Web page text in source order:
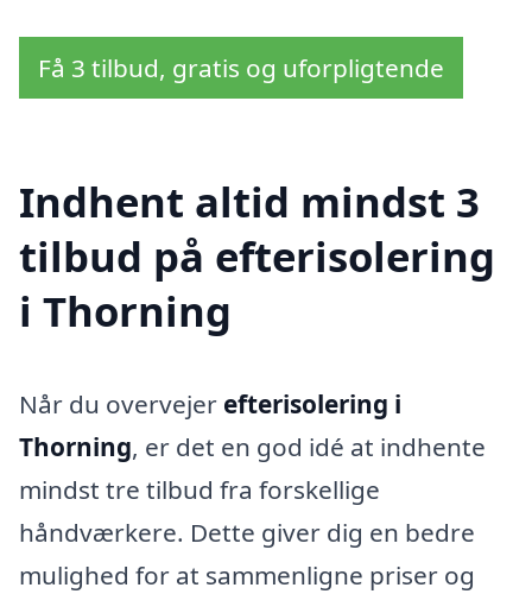
Få 3 tilbud, gratis og uforpligtende
Indhent altid mindst 3
tilbud på efterisolering
i Thorning
Når du overvejer efterisolering i
Thorning, er det en god idé at indhente
mindst tre tilbud fra forskellige
håndværkere. Dette giver dig en bedre
mulighed for at sammenligne priser og